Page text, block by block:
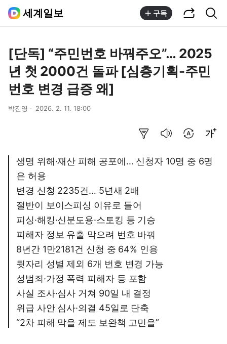
세계일보 구독
[단독] “주민번호 바꿔주오”… 2025
년 첫 2000건 돌파 [심층기획-주민
번호 변경 급증 왜]
박진영 2026. 2. 11. 18:00
생명 위해·재산 피해 공포에… 신청자 10명 중 6명
은 허용
변경 신청 2235건… 5년새 2배
절반이 보이스피싱 이유로 들어
피싱·해킹·신분도용·스토킹 등 기승
피해자 정보 유출 막으려 번호 바꿔
8년간 1만2181건 신청 중 64% 인용
뒷자리 성별 제외 6개 번호 변경 가능
성범죄·가정 폭력 피해자 등 포함
사실 조사·심사 거쳐 90일 내 결정
위급 사안 심사·의결 45일로 단축
“2차 피해 막을 제도 보완책 고민을”